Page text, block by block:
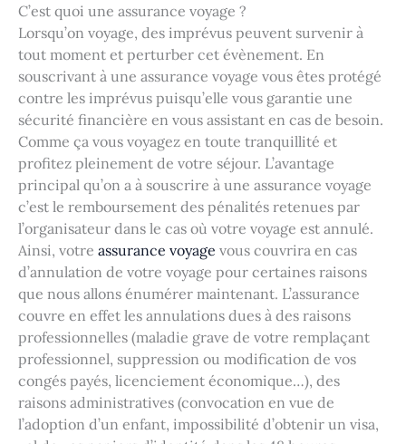
C’est quoi une assurance voyage ?
Lorsqu’on voyage, des imprévus peuvent survenir à
tout moment et perturber cet évènement. En
souscrivant à une assurance voyage vous êtes protégé
contre les imprévus puisqu’elle vous garantie une
sécurité financière en vous assistant en cas de besoin.
Comme ça vous voyagez en toute tranquillité et
profitez pleinement de votre séjour. L’avantage
principal qu’on a à souscrire à une assurance voyage
c’est le remboursement des pénalités retenues par
l’organisateur dans le cas où votre voyage est annulé.
Ainsi, votre assurance voyage vous couvrira en cas
d’annulation de votre voyage pour certaines raisons
que nous allons énumérer maintenant. L’assurance
couvre en effet les annulations dues à des raisons
professionnelles (maladie grave de votre remplaçant
professionnel, suppression ou modification de vos
congés payés, licenciement économique…), des
raisons administratives (convocation en vue de
l’adoption d’un enfant, impossibilité d’obtenir un visa,